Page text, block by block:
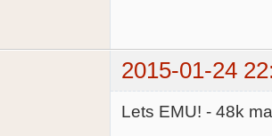
2015-01-24
Lets EMU! - 48k